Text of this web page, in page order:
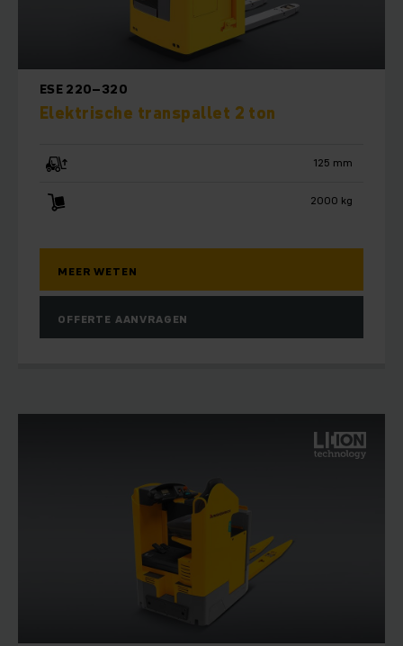
ESE 220–320
Elektrische transpallet 2 ton
125 mm
2000 kg
MEER WETEN
OFFERTE AANVRAGEN